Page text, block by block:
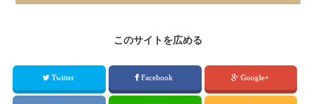
このサイトを広める
Twitter Facebook Google+